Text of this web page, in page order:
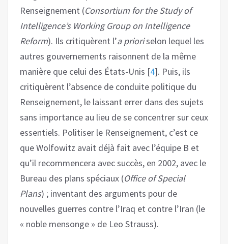
Renseignement (Consortium for the Study of
Intelligence’s Working Group on Intelligence
Reform). Ils critiquèrent l’a prioriselon lequel les
autres gouvernements raisonnent de la même
manière que celui des États-Unis [4]. Puis, ils
critiquèrent l’absence de conduite politique du
Renseignement, le laissant errer dans des sujets
sans importance au lieu de se concentrer sur ceux
essentiels. Politiser le Renseignement, c’est ce
que Wolfowitz avait déjà fait avec l’équipe B et
qu’il recommencera avec succès, en 2002, avec le
Bureau des plans spéciaux (Office of Special
Plans) ; inventant des arguments pour de
nouvelles guerres contre l’Iraq et contre l’Iran (le
« noble mensonge » de Leo Strauss).